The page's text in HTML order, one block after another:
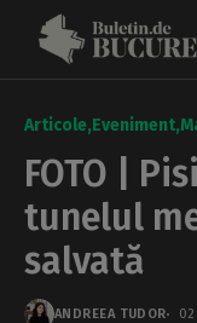
Articole Eveniment
FOTO |
tunelul
salvată
ANDREEA TUDOR